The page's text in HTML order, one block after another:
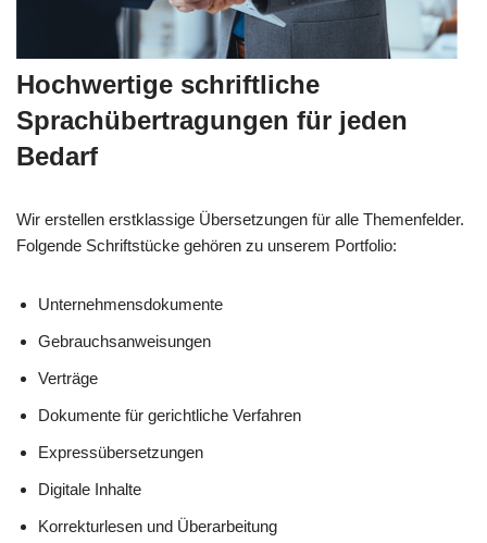
Hochwertige schriftliche
Sprachübertragungen für jeden
Bedarf
Wir erstellen erstklassige Übersetzungen für alle Themenfelder.
Folgende Schriftstücke gehören zu unserem Portfolio:
Unternehmensdokumente
Gebrauchsanweisungen
Verträge
Dokumente für gerichtliche Verfahren
Expressübersetzungen
Digitale Inhalte
Korrekturlesen und Überarbeitung